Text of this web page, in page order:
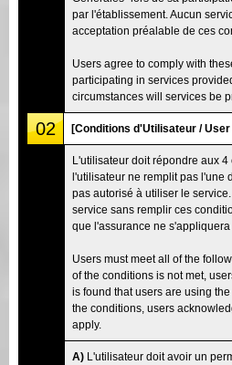
par l'établissement. Aucun
acceptation préalable de ces
Users agree to comply with
participating in services
circumstances will services be
02 [Conditions d'Utilisateur /
L'utilisateur doit répondre aux
l'utilisateur ne remplit pas l'une
pas autorisé à utiliser le
service sans remplir ces
que l'assurance ne s'appliquera
Users must meet all of the
of the conditions is not met,
is found that users are using
the conditions, users
apply.
A) L'utilisateur doit avoir un